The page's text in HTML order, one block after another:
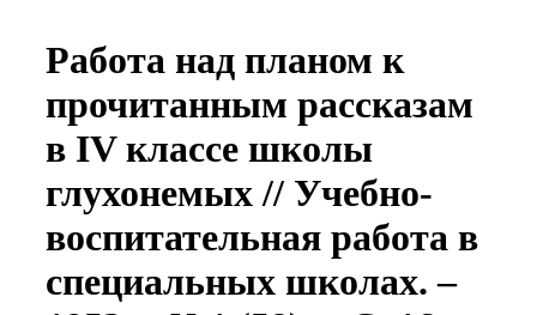
Работа над планом к
прочитанным рассказам
в IV классе школы
глухонемых // Учебно-
воспитательная работа в
специальных школах. –